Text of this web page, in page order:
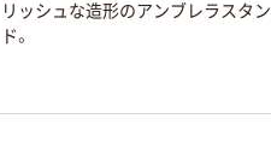
リッシュな造形のアンブレラスタン
ド。